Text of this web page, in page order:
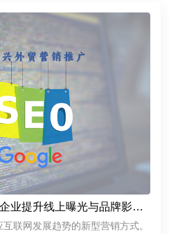
业提升线上曝光与品牌影响
联网发展趋势的新型营销方式。